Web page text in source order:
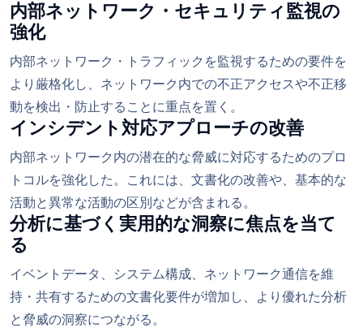
内部ネットワーク・セキュリティ監視の
強化
内部ネットワーク・トラフィックを監視するための要件を
より厳格化し、ネットワーク内での不正アクセスや不正移
動を検出・防止することに重点を置く。
インシデント対応アプローチの改善
内部ネットワーク内の潜在的な脅威に対応するためのプロ
トコルを強化した。これには、文書化の改善や、基本的な
活動と異常な活動の区別などが含まれる。
分析に基づく実用的な洞察に焦点を当て
る
イベントデータ、システム構成、ネットワーク通信を維
持・共有するための文書化要件が増加し、より優れた分析
と脅威の洞察につながる。